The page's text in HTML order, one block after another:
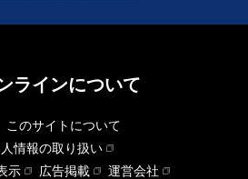
ラインについて
このサイトについて
情報の取り扱い
示
広告掲載
運営会社